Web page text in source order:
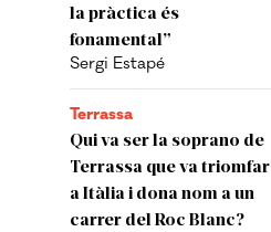
la pràctica és
fonamental”
Sergi Estapé
Terrassa
Qui va ser la soprano de
Terrassa que va triomfar
a Itàlia i dona nom a un
carrer del Roc Blanc?